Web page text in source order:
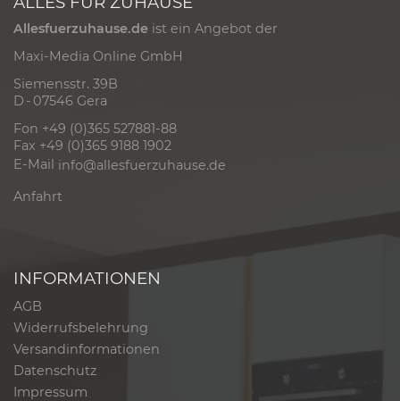
Allesfuerzuhause.de ist ein Angebot der
Maxi-Media Online GmbH
Siemensstr. 39B
D - 07546 Gera
Fon +49 (0)365 527881-88
Fax +49 (0)365 9188 1902
E-Mail info@allesfuerzuhause.de
Anfahrt
INFORMATIONEN
AGB
Widerrufsbelehrung
Versandinformationen
Datenschutz
Impressum